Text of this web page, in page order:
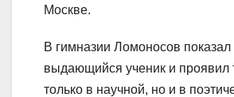
Москве.
В гимназии Ломоносов показал
выдающийся ученик и проявил
только в научной, но и в